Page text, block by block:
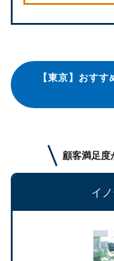
【東京】おす
顧客満足度
イ